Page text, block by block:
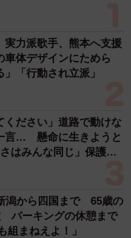
実力派歌手、熊本へ支援
体デザインにためら
「行動され立派」
ください」道路で動けな
言… 懸命に生きようと
はみんな同じ」保護団
潟から四国まで 65歳の
パーキングの休憩まで
まねえよ！」